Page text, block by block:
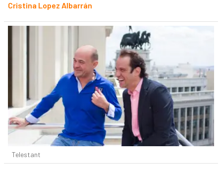
Cristina Lopez Albarrán
Telestant